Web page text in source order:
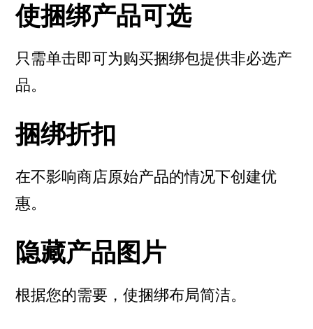
使捆绑产品可选
只需单击即可为购买捆绑包提供非必选产
品。
捆绑折扣
在不影响商店原始产品的情况下创建优
惠。
隐藏产品图片
根据您的需要，使捆绑布局简洁。